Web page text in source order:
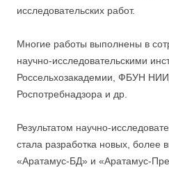
исследовательских работ.
Многие работы выполнены в
научно-исследовательскими
Россельхозакадемии, ФБУН
Роспотребнадзора и др.
Результатом научно-
стала разработка новых, более
«Аратамус-БД» и «Аратамус-